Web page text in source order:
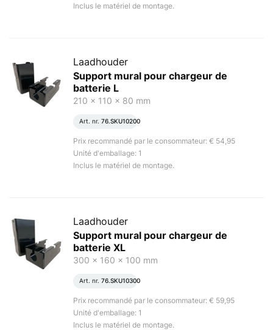
Inclus le matériel de montage.
Laadhouder
Support mural pour chargeur de
batterie L
210 x 110 x 80 mm
Art. nr. 76.SKU10200
Prix recommandé par le consommateur: € 54,95
Unité d'emballage: 1
Inclus le matériel de montage.
Laadhouder
Support mural pour chargeur de
batterie XL
300 x 160 x 100 mm
Art. nr. 76.SKU10300
Prix recommandé par le consommateur: € 59,95
Unité d'emballage: 1
Inclus le matériel de montage.